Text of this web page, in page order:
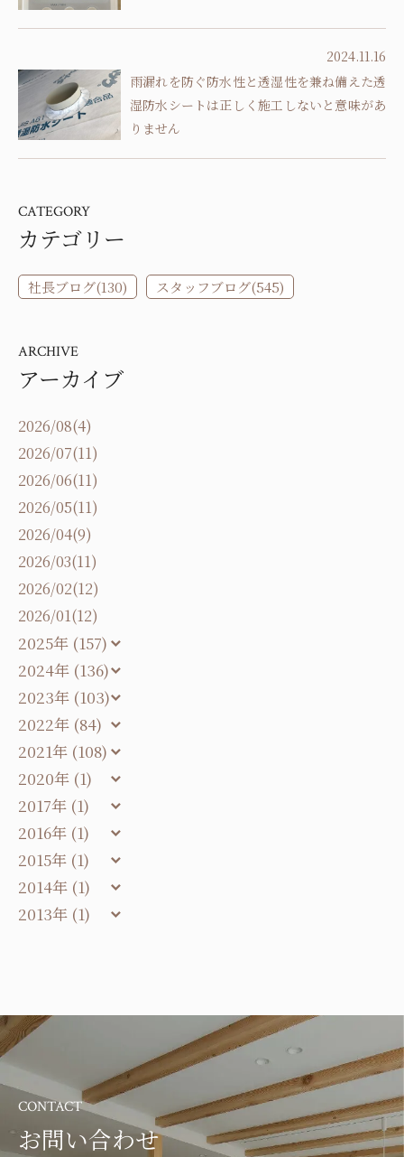
2024.11.16
雨漏れを防ぐ防水性と透湿性を兼ね備えた透
湿防水シートは正しく施工しないと意味があ
りません
CATEGORY
カテゴリー
社長ブログ(130) スタッフブログ(545)
ARCHIVE
アーカイブ
2026/08(4)
2026/07(11)
2026/06(11)
2026/05(11)
2026/04(9)
2026/03(11)
2026/02(12)
2026/01(12)
2025年 (157)
2024年 (136)
2023年 (103)
2022年 (84)
2021年 (108)
2020年 (1)
2017年 (1)
2016年 (1)
2015年 (1)
2014年 (1)
2013年 (1)
CONTACT
お問い合わせ